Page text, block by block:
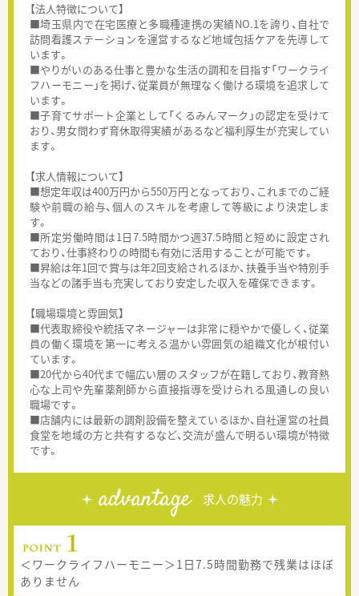
【法人特徴について】
■埼玉県内で在宅医療と多職種連携の実績NO.1を誇り、自社で
訪問看護ステーションを運営するなど地域包括ケアを先導して
います。
■やりがいのある仕事と豊かな生活の調和を目指す「ワークライ
フハーモニー」を掲げ、従業員が無理なく働ける環境を追求して
います。
■子育てサポート企業として「くるみんマーク」の認定を受けて
おり、男女問わず育休取得実績があるなど福利厚生が充実してい
ます。
【求人情報について】
■想定年収は400万円から550万円となっており、これまでのご経
験や前職の給与、個人のスキルを考慮して等級により決定しま
す。
■所定労働時間は1日7.5時間かつ週37.5時間と短めに設定され
ており、仕事終わりの時間も有効に活用することが可能です。
■昇給は年1回で賞与は年2回支給されるほか、扶養手当や特別手
当などの諸手当も充実しており安定した収入を確保できます。
【職場環境と雰囲気】
■代表取締役や統括マネージャーは非常に穏やかで優しく、従業
員の働く環境を第一に考える温かい雰囲気の組織文化が根付い
ています。
■20代から40代まで幅広い層のスタッフが在籍しており、教育熱
心な上司や先輩薬剤師から直接指導を受けられる風通しの良い
職場です。
■店舗内には最新の調剤設備を整えているほか、自社運営の社員
食堂を地域の方と共有するなど、交流が盛んで明るい環境が特徴
です。
advantage 求人の魅力
＜ワークライフハーモニー＞1日7.5時間勤務で残業はほぼ
ありません